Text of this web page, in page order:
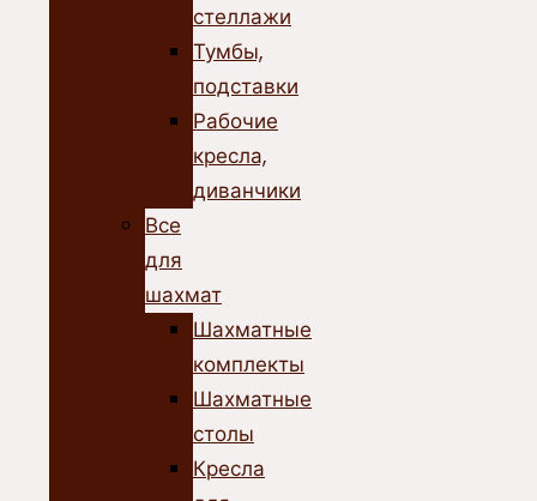
стеллажи
Тумбы,
подставки
Рабочие
кресла,
диванчики
Все
для
шахмат
Шахматные
комплекты
Шахматные
столы
Кресла